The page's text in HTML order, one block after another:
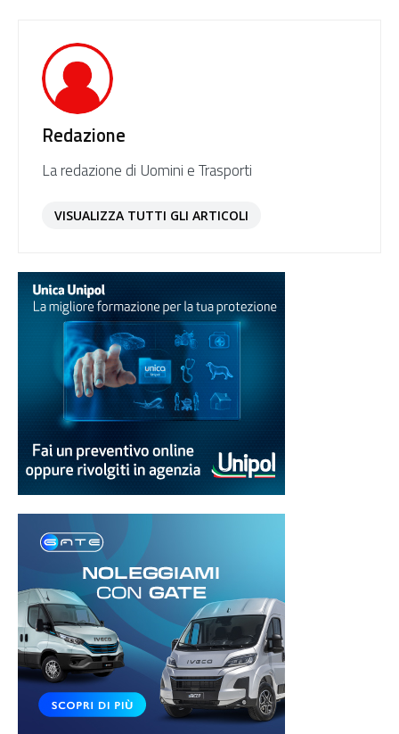
Redazione
La redazione di Uomini e Trasporti
VISUALIZZA TUTTI GLI ARTICOLI